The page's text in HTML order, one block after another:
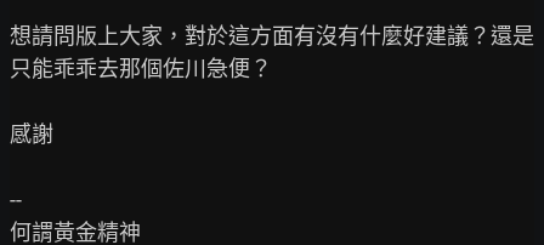
想請問版上大家，對於這方面有沒有什麼好建議？還是
只能乖乖去那個佐川急便？
感謝
--
何謂黃金精神